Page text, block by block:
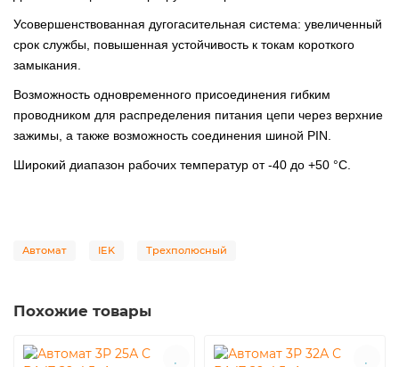
Усовершенствованная дугогасительная система: увеличенный
срок службы, повышенная устойчивость к токам короткого
замыкания.
Возможность одновременного присоединения гибким
проводником для распределения питания цепи через верхние
зажимы, а также возможность соединения шиной PIN.
Широкий диапазон рабочих температур от -40 до +50 °С.
Автомат IEK Трехполюсный
Похожие товары